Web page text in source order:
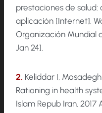
prestaciones de salud:
aplicación [Internet].
Organización Mundial
Jan 24].
2. Keliddar I,
Rationing in health
Islam Repub Iran. 2017